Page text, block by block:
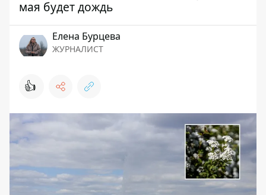
мая будет дождь
Елена Бурцева
ЖУРНАЛИСТ
👍